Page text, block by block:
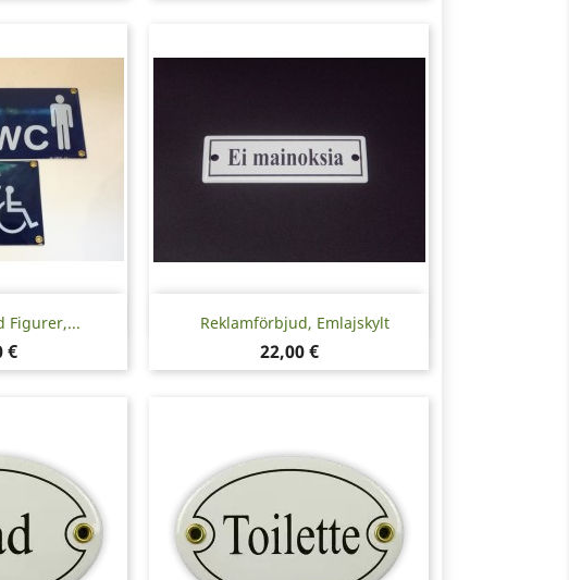
Figurer,...
€
Reklamförbjud, Emlajskylt
Pris
22,00 €
Snabbvy